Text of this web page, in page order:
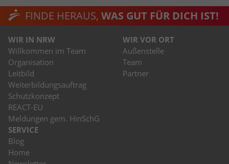
FINDE HERAUS, WAS GUT FÜR DICH IST!
WIR IN NRW
Willkommen im Team
Organisation
Leitbild
Weiterbildungsauftrag
Schutzkonzept
REACT-EU
Meldungen gem. HinSchG
WIR VOR ORT
Außenstelle
Team
Partner
SERVICE
Blog
Home